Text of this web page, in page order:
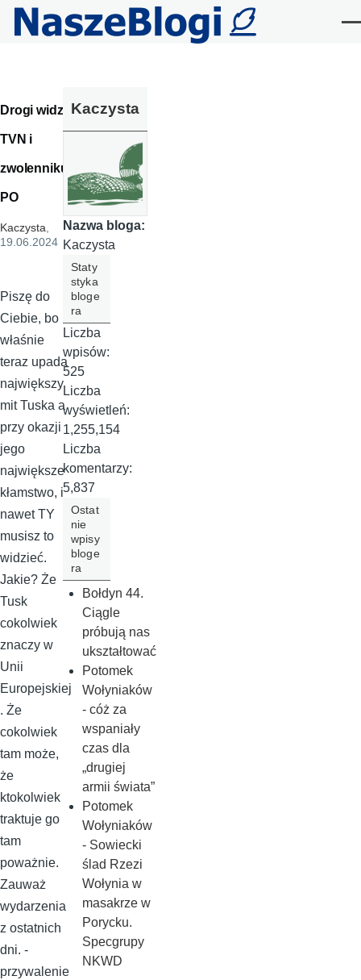
Przejdź do treści
Drogi widzu
TVN i
zwolenniku
PO
Kaczysta,
19.06.2024
Piszę do
Ciebie, bo
właśnie
teraz upada
największy
mit Tuska a
przy okazji
jego
największe
kłamstwo, i
nawet TY
musisz to
widzieć.
Jakie? Że
Tusk
cokolwiek
znaczy w
Unii
Europejskiej
. Że
cokolwiek
tam może,
że
ktokolwiek
traktuje go
tam
poważnie.
Zauważ
wydarzenia
z ostatnich
dni. -
przywalenie
Kaczysta
Nazwa bloga:
Kaczysta
Staty
styka
bloge
ra
Liczba
wpisów:
525
Liczba
wyświetleń:
1,255,154
Liczba
komentarzy:
5,837
Ostat
nie
wpisy
bloge
ra
Bołdyn 44.
Ciągle
próbują nas
ukształtować
Potomek
Wołyniaków
- cóż za
wspaniały
czas dla
„drugiej
armii świata”
Potomek
Wołyniaków
- Sowiecki
ślad Rzezi
Wołynia w
masakrze w
Porycku.
Specgrupy
NKWD